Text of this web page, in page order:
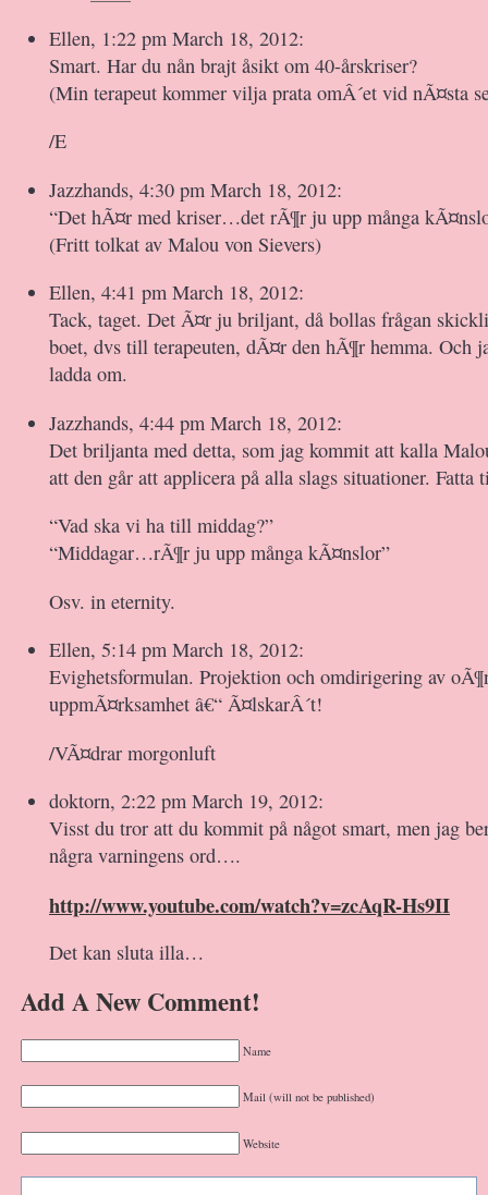
Ellen, 1:22 pm March 18, 2012:
Smart. Har du nån brajt åsikt om 40-årskriser?
(Min terapeut kommer vilja prata omÂ´et vid nÃ¤sta
/E
Jazzhands, 4:30 pm March 18, 2012:
“Det hÃ¤r med kriser…det rÃ¶r ju upp många
(Fritt tolkat av Malou von Sievers)
Ellen, 4:41 pm March 18, 2012:
Tack, taget. Det Ã¤r ju briljant, då bollas frågan
boet, dvs till terapeuten, dÃ¤r den hÃ¶r hemma. Och
ladda om.
Jazzhands, 4:44 pm March 18, 2012:
Det briljanta med detta, som jag kommit att kalla
att den går att applicera på alla slags situationer. Fatta
“Vad ska vi ha till middag?”
“Middagar…rÃ¶r ju upp många kÃ¤nslor”
Osv. in eternity.
Ellen, 5:14 pm March 18, 2012:
Evighetsformulan. Projektion och omdirigering av
uppmÃ¤rksamhet â€“ Ã¤lskarÂ´t!
/VÃ¤drar morgonluft
doktorn, 2:22 pm March 19, 2012:
Visst du tror att du kommit på något smart, men jag
några varningens ord….
http://www.youtube.com/watch?v=zcAqR-Hs9II
Det kan sluta illa…
Add A New Comment!
Name
Mail (will not be published)
Website